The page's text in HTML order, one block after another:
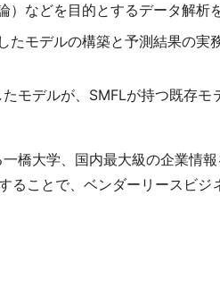
などを目的とするデータ解析
モデルの構築と予測結果の実
モデルが、SMFLが持つ既存
橋大学、国内最大級の企業情
ことで、ベンダーリースビジ